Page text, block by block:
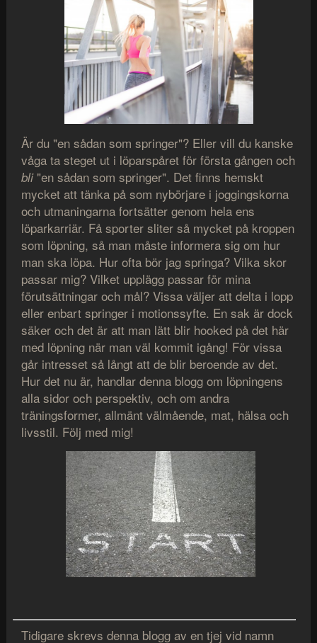
Är du "en sådan som springer"? Eller vill du kanske
våga ta steget ut i löparspåret för första gången och
bli"en sådan som springer". Det finns hemskt
mycket att tänka på som nybörjare i joggingskorna
och utmaningarna fortsätter genom hela ens
löparkarriär. Få sporter sliter så mycket på kroppen
som löpning, så man måste informera sig om hur
man ska löpa. Hur ofta bör jag springa? Vilka skor
passar mig? Vilket upplägg passar för mina
förutsättningar och mål? Vissa väljer att delta i lopp
eller enbart springer i motionssyfte. En sak är dock
säker och det är att man lätt blir hooked på det här
med löpning när man väl kommit igång! För vissa
går intresset så långt att de blir beroende av det.
Hur det nu är, handlar denna blogg om löpningens
alla sidor och perspektiv, och om andra
träningsformer, allmänt välmående, mat, hälsa och
livsstil. Följ med mig!
Tidigare skrevs denna blogg av en tjej vid namn